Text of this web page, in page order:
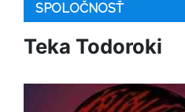
SPOLOČNOSŤ
Teka Todoroki